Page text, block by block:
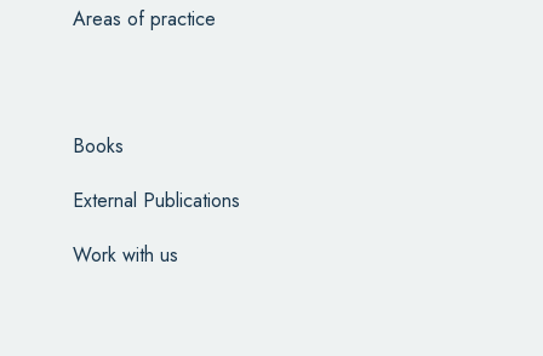
Areas of practice
Books
External Publications
Work with us